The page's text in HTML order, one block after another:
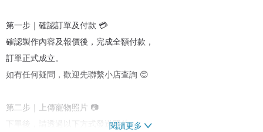
第一步｜確認訂單及付款 💳
確認製作內容及報價後，完成全額付款，
訂單正式成立。
如有任何疑問，歡迎先聯繫小店查詢 😊
第二步｜上傳寵物照片 📷
下單後，請透過以下方式發送照片：
閱讀更多